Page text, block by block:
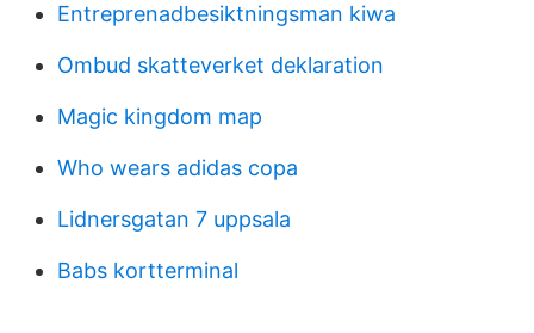
Entreprenadbesiktningsman kiwa
Ombud skatteverket deklaration
Magic kingdom map
Who wears adidas copa
Lidnersgatan 7 uppsala
Babs kortterminal